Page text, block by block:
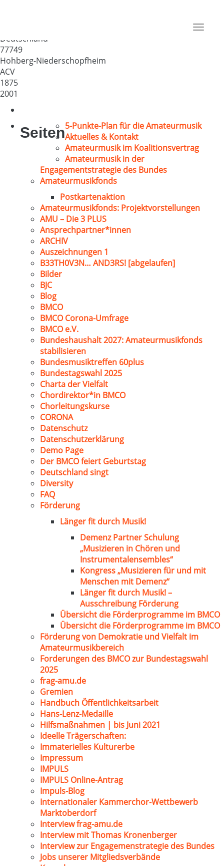
Toggle
Deutschland
77749
Hohberg-Niederschopfheim
ACV
1875
2001
Seiten5-Punkte-Plan für die Amateurmusik
Aktuelles & Kontakt
Amateurmusik im Koalitionsvertrag
Amateurmusik in der
Engagementstrategie des Bundes
Amateurmusikfonds
Postkartenaktion
Amateurmusikfonds: Projektvorstellungen
AMU – Die 3 PLUS
Ansprechpartner*innen
ARCHIV
Auszeichnungen 1
B33TH0V3N… AND3RS! [abgelaufen]
Bilder
BJC
Blog
BMCO
BMCO Corona-Umfrage
BMCO e.V.
Bundeshaushalt 2027: Amateurmusikfonds
stabilisieren
Bundesmusiktreffen 60plus
Bundestagswahl 2025
Charta der Vielfalt
Chordirektor*in BMCO
Chorleitungskurse
CORONA
Datenschutz
Datenschutzerklärung
Demo Page
Der BMCO feiert Geburtstag
Deutschland singt
Diversity
FAQ
Förderung
Länger fit durch Musik!
Demenz Partner Schulung
„Musizieren in Chören und
Instrumentalensembles“
Kongress „Musizieren für und mit
Menschen mit Demenz“
Länger fit durch Musik! –
Ausschreibung Förderung
Übersicht die Förderprogramme im BMCO
Übersicht die Förderprogramme im BMCO
Förderung von Demokratie und Vielfalt im
Amateurmusikbereich
Forderungen des BMCO zur Bundestagswahl
2025
frag-amu.de
Gremien
Handbuch Öffentlichkeitsarbeit
Hans-Lenz-Medaille
Hilfsmaßnahmen | bis Juni 2021
Ideelle Trägerschaften:
Immaterielles Kulturerbe
Impressum
IMPULS
IMPULS Online-Antrag
Impuls-Blog
Internationaler Kammerchor-Wettbewerb
Marktoberdorf
Interview frag-amu.de
Interview mit Thomas Kronenberger
Interview zur Engagemenstrategie des Bundes
Jobs unserer Mitgliedsverbände